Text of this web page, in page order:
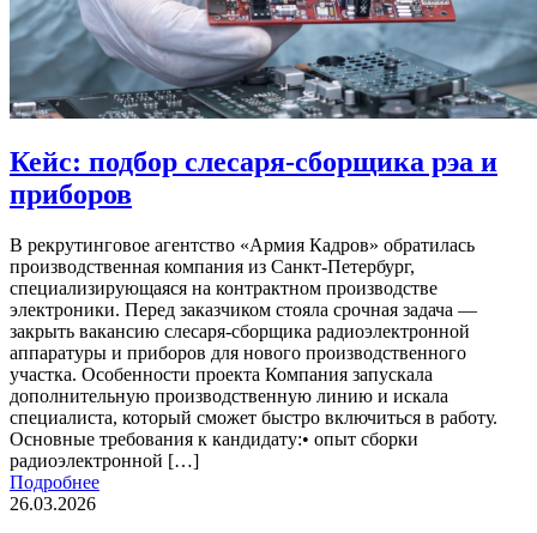
Кейс: подбор слесаря-сборщика рэа и
приборов
В рекрутинговое агентство «Армия Кадров» обратилась
производственная компания из Санкт-Петербург,
специализирующаяся на контрактном производстве
электроники. Перед заказчиком стояла срочная задача —
закрыть вакансию слесаря-сборщика радиоэлектронной
аппаратуры и приборов для нового производственного
участка. Особенности проекта Компания запускала
дополнительную производственную линию и искала
специалиста, который сможет быстро включиться в работу.
Основные требования к кандидату:• опыт сборки
радиоэлектронной […]
Подробнее
26.03.2026